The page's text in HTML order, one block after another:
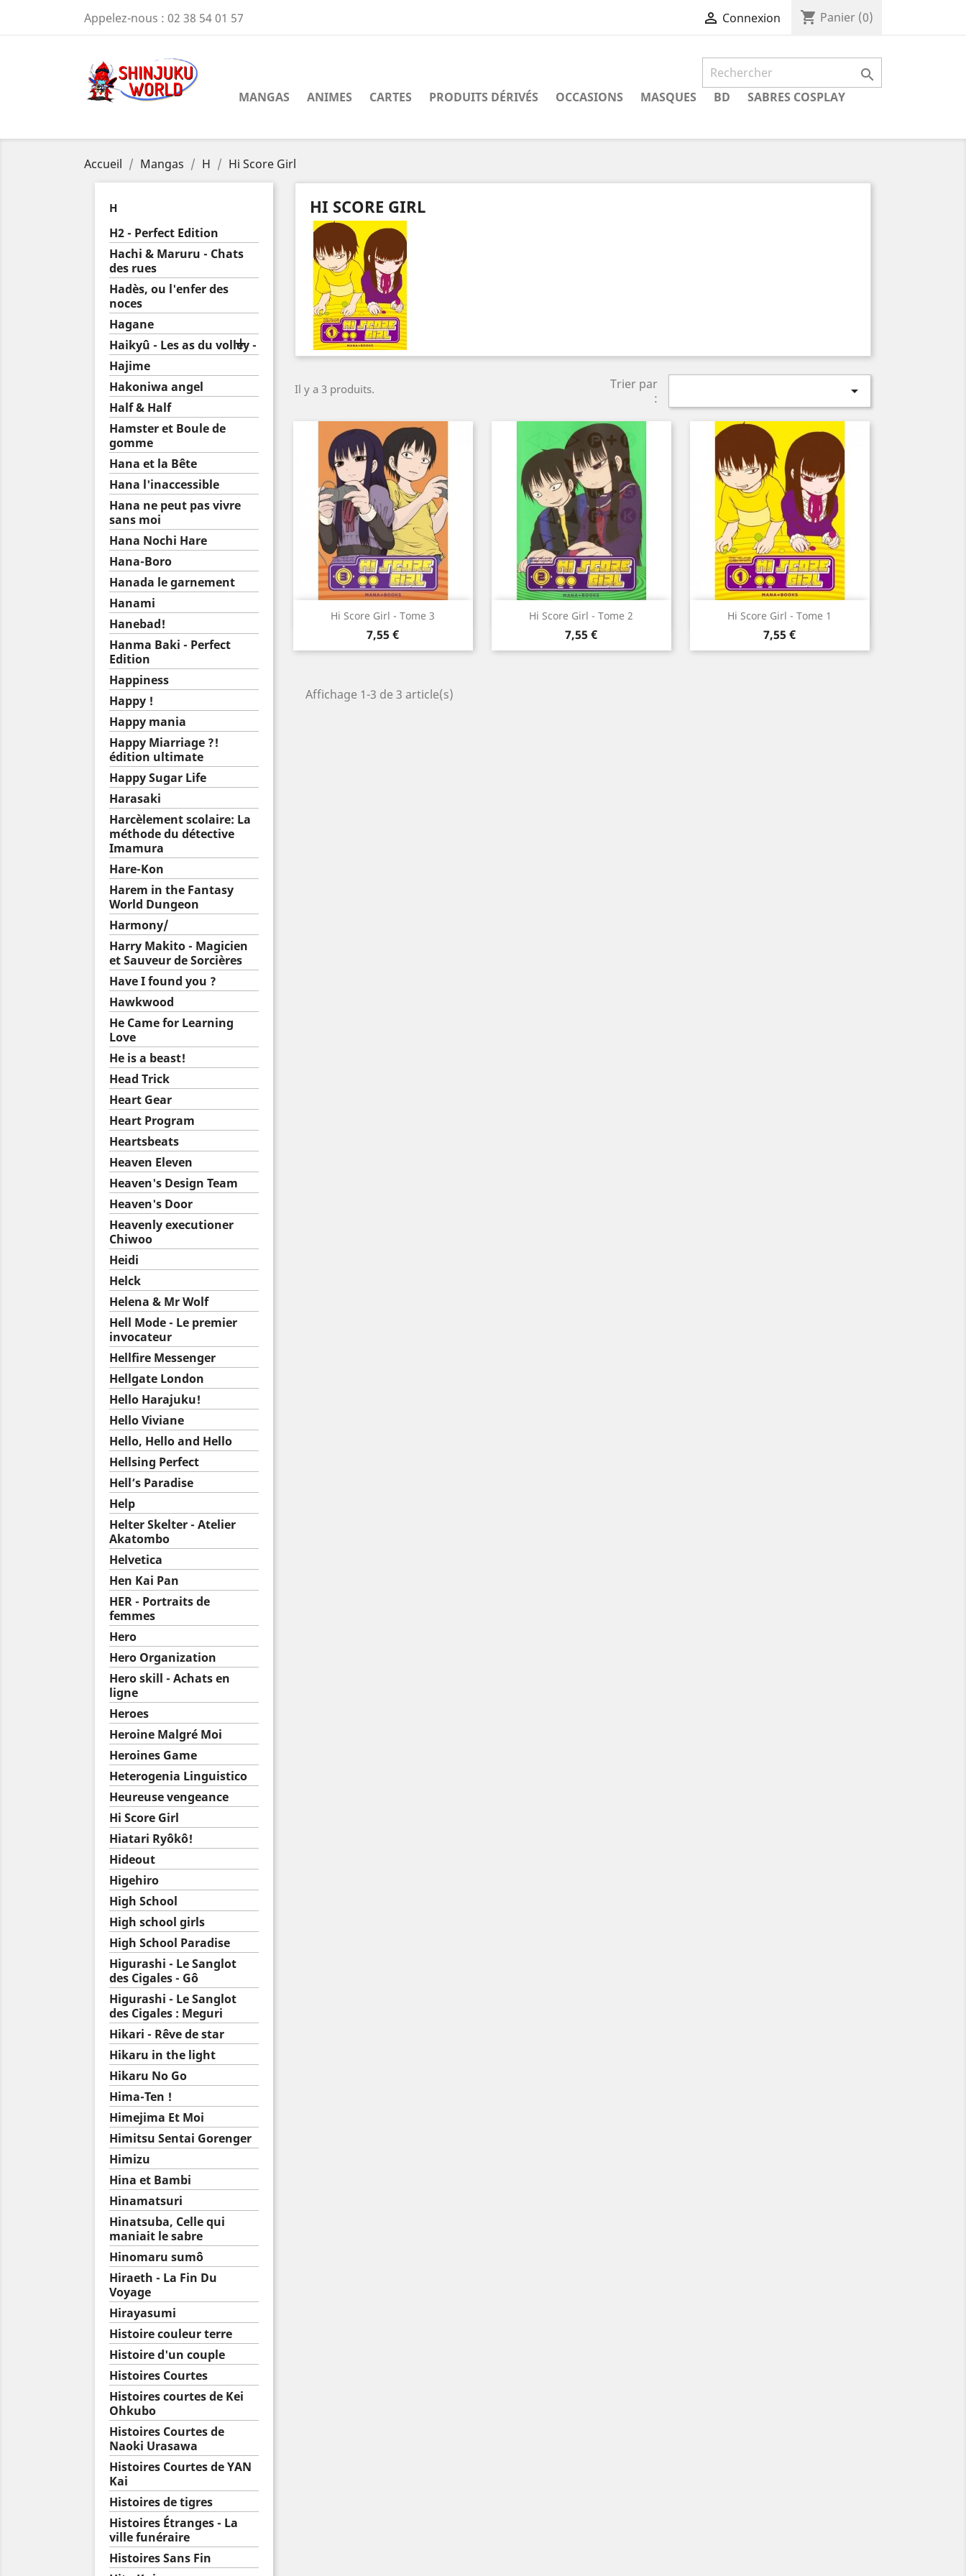
Appelez-nous : 02 38 54 01 57  Connexion shopping_cart Panier (0)

MANGAS ANIMES CARTES PRODUITS DÉRIVÉS OCCASIONS MASQUES BD SABRES COSPLAY
Accueil Mangas H Hi Score Girl
H
H2 - Perfect Edition
Hachi & Maruru - Chats
des rues
Hadès, ou l'enfer des
noces
Hagane
Haikyû - Les as du volley -

Hajime
Hakoniwa angel
Half & Half
Hamster et Boule de
gomme
Hana et la Bête
Hana l'inaccessible
Hana ne peut pas vivre
sans moi
Hana Nochi Hare
Hana-Boro
Hanada le garnement
Hanami
Hanebad!
Hanma Baki - Perfect
Edition
Happiness
Happy !
Happy mania
Happy Miarriage ?!
édition ultimate
Happy Sugar Life
Harasaki
Harcèlement scolaire: La
méthode du détective
Imamura
Hare-Kon
Harem in the Fantasy
World Dungeon
Harmony/
Harry Makito - Magicien
et Sauveur de Sorcières
Have I found you ?
Hawkwood
He Came for Learning
Love
He is a beast!
Head Trick
Heart Gear
Heart Program
Heartsbeats
Heaven Eleven
Heaven's Design Team
Heaven's Door
Heavenly executioner
Chiwoo
Heidi
Helck
Helena & Mr Wolf
Hell Mode - Le premier
invocateur
Hellfire Messenger
Hellgate London
Hello Harajuku!
Hello Viviane
Hello, Hello and Hello
Hellsing Perfect
Hell’s Paradise
Help
Helter Skelter - Atelier
Akatombo
Helvetica
Hen Kai Pan
HER - Portraits de
femmes
Hero
Hero Organization
Hero skill - Achats en
ligne
Heroes
Heroine Malgré Moi
Heroines Game
Heterogenia Linguistico
Heureuse vengeance
Hi Score Girl
Hiatari Ryôkô!
Hideout
Higehiro
High School
High school girls
High School Paradise
Higurashi - Le Sanglot
des Cigales - Gô
Higurashi - Le Sanglot
des Cigales : Meguri
Hikari - Rêve de star
Hikaru in the light
Hikaru No Go
Hima-Ten !
Himejima Et Moi
Himitsu Sentai Gorenger
Himizu
Hina et Bambi
Hinamatsuri
Hinatsuba, Celle qui
maniait le sabre
Hinomaru sumô
Hiraeth - La Fin Du
Voyage
Hirayasumi
Histoire couleur terre
Histoire d'un couple
Histoires Courtes
Histoires courtes de Kei
Ohkubo
Histoires Courtes de
Naoki Urasawa
Histoires Courtes de YAN
Kai
Histoires de tigres
Histoires Étranges - La
ville funéraire
Histoires Sans Fin
HI SCORE GIRL
Il y a 3 produits.
Trier par
:

Hi Score Girl - Tome 3
Prix
7,55 €
Aperçu rapide Hi Score Girl - Tome 2
Prix
7,55 €
Aperçu rapide Hi Score Girl - Tome 1
Prix
7,55 €
Aperçu rapide
Affichage 1-3 de 3 article(s)